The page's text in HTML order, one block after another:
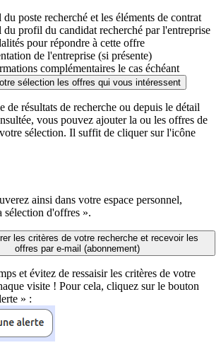
du poste recherché et les éléments de contrat
du profil du candidat recherché par l'entreprise
pour répondre à cette offre
de l'entreprise (si présente)
complémentaires le cas échéant
sélection les offres qui vous intéressent
de résultats de recherche ou depuis le détail
vous pouvez ajouter la ou les offres de
sélection. Il suffit de cliquer sur l'icône
ainsi dans votre espace personnel,
sélection d'offres ».
les critères de votre recherche et recevoir les
offres par e-mail (abonnement)
et évitez de ressaisir les critères de votre
visite ! Pour cela, cliquez sur le bouton
» :